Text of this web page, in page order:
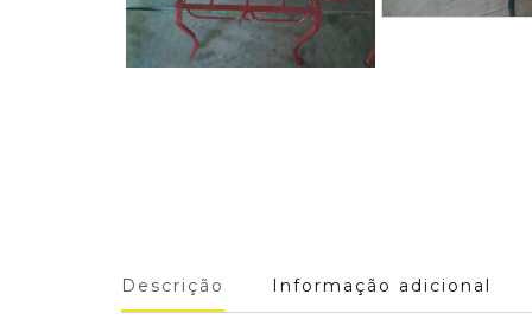
Descrição Informação adicional